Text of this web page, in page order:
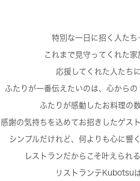
特別な一日に招く人た
これまで見守ってくれた家
応援してくれた人たちに
ふたりが一番伝えたいのは、心からの
ふたりが感動したお料理の数
感謝の気持ちを込めてお招きしたゲス
シンプルだけれど、何よりも心に響
レストランだからこそ叶えられ
リストランテKubotsuは